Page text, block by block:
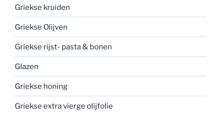
Griekse kruiden
Griekse Olijven
Griekse rijst- pasta & bonen
Glazen
Griekse honing
Griekse extra vierge olijfolie